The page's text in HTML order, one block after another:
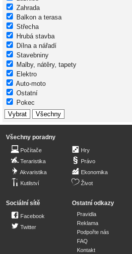
Zahrada
Balkon a terasa
Střecha
Hrubá stavba
Dílna a nářadí
Stavebniny
Malby, nátěry, tapety
Elektro
Auto-moto
Ostatní
Pokec
Všechny poradny
Počítače
Teraristika
Akvaristika
Kutilství
Hry
Právo
Ekonomika
Život
Sociální sítě
Facebook
Twitter
Ostatní odkazy
Pravidla
Reklama
Podpořte nás
FAQ
Kontakt